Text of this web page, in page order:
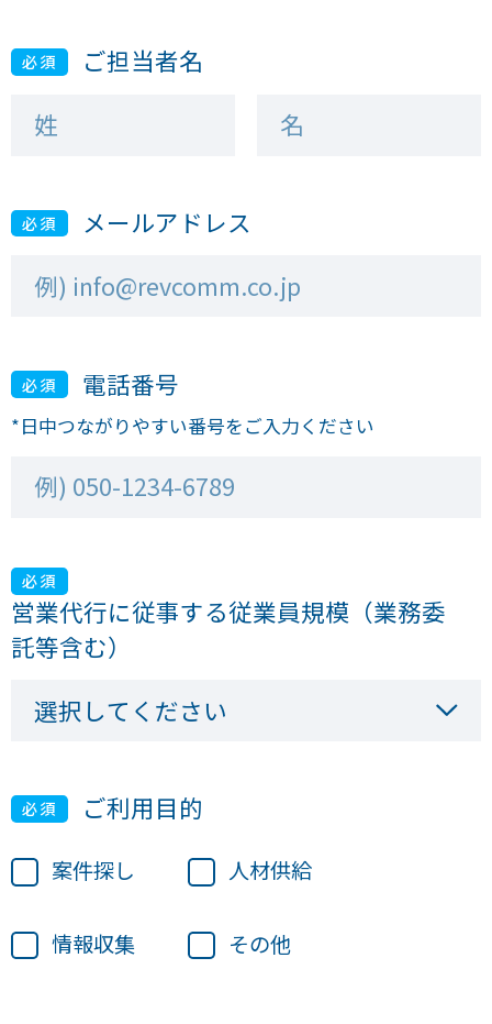
必須 ご担当者名
必須 メールアドレス
必須 電話番号
*日中つながりやすい番号をご入力ください
必須
営業代行に従事する従業員規模（業務委
託等含む）
必須 ご利用目的
案件探し 人材供給
情報収集 その他